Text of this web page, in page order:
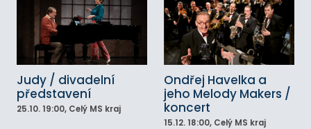
Judy / divadelní
představení
25.10. 19:00, Celý MS kraj
Ondřej Havelka a
jeho Melody Makers /
koncert
15.12. 18:00, Celý MS kraj